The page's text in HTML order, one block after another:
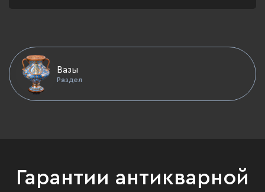
Вазы
Раздел
Гарантии антикварной